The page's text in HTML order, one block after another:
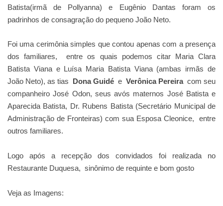
Batista(irmã de Pollyanna) e Eugênio Dantas foram os
padrinhos de consagração do pequeno João Neto.
Foi uma cerimônia simples que contou apenas com a presença
dos familiares, entre os quais podemos citar Maria Clara
Batista Viana e Luísa Maria Batista Viana (ambas irmãs de
João Neto), as tias Dona Guidé e Verônica Pereira com seu
companheiro José Odon, seus avós maternos José Batista e
Aparecida Batista, Dr. Rubens Batista (Secretário Municipal de
Administração de Fronteiras) com sua Esposa Cleonice,
entre
outros familiares.
Logo após a recepção dos convidados foi realizada no
Restaurante Duquesa, sinônimo de requinte e bom gosto
Veja as Imagens: